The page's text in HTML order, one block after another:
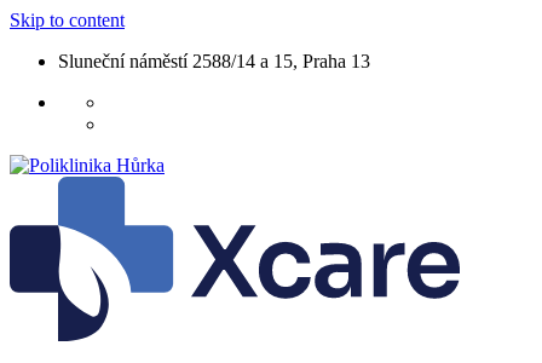
Skip to content
Sluneční náměstí 2588/14 a 15, Praha 13